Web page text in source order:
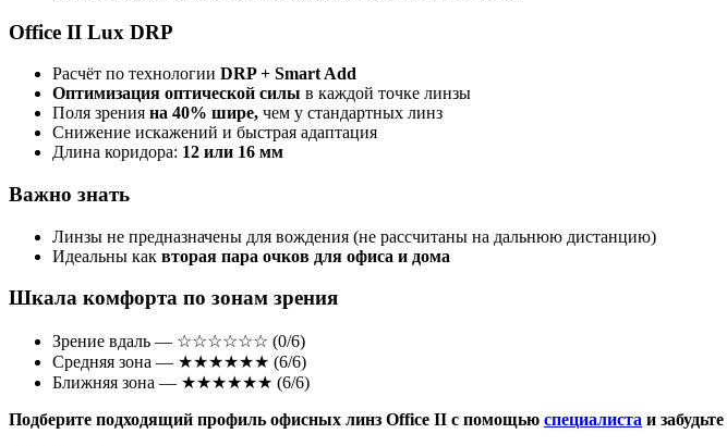
Office II Lux DRP
Расчёт по технологии DRP + Smart Add
Оптимизация оптической силы в каждой точке линзы
Поля зрения на 40% шире, чем у стандартных линз
Снижение искажений и быстрая адаптация
Длина коридора: 12 или 16 мм
Важно знать
Линзы не предназначены для вождения (не рассчитаны на дальнюю дистанцию)
Идеальны как вторая пара очков для офиса и дома
Шкала комфорта по зонам зрения
Зрение вдаль — ☆☆☆☆☆☆ (0/6)
Средняя зона — ★★★★★★ (6/6)
Ближняя зона — ★★★★★★ (6/6)
Подберите подходящий профиль офисных линз Office II с помощью специалиста и